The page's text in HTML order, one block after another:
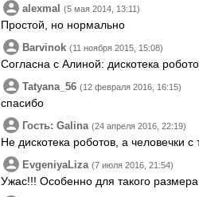
alexmal (5 мая 2014, 13:11)
Простой, но нормально
Barvinok (11 ноября 2015, 15:08)
Согласна с Алиной: дискотека
Tatyana_56 (12 февраля 2016, 16:15)
спасибо
Гость: Galina (24 апреля 2016, 22:19)
Не дискотека роботов, а человечки
EvgeniyaLiza (7 июля 2016, 21:54)
Ужас!!! Особенно для такого